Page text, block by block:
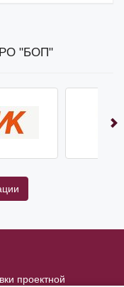
"БОП"
проектной